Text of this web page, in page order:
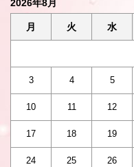
2026年8月
月 火 水
3 4 5
10 11 12
17 18 19
24 25 26